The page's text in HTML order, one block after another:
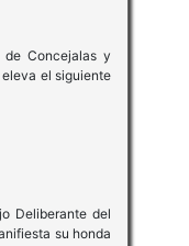
Concejalas y
el siguiente
Deliberante del
su honda